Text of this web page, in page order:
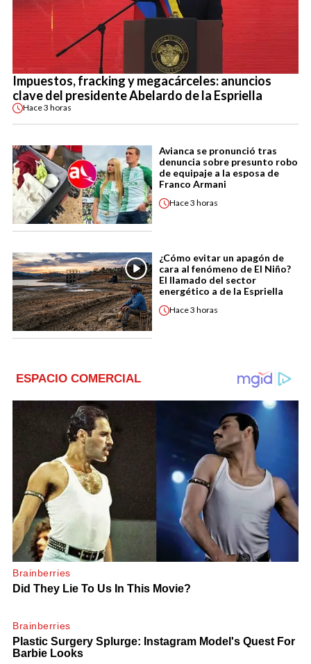
Impuestos, fracking y megacárceles: anuncios
clave del presidente Abelardo de la Espriella
Hace3 horas
Avianca se pronunció tras
denuncia sobre presunto robo
de equipaje a la esposa de
Franco Armani
Hace3 horas
¿Cómo evitar un apagón de
cara al fenómeno de El Niño?
El llamado del sector
energético a de la Espriella
Hace3 horas